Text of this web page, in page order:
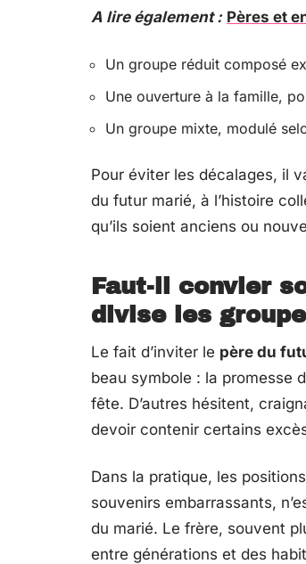
A lire également : Pères et
Un groupe réduit composé
Une ouverture à la famille,
Un groupe mixte, modulé
Pour éviter les décalages, il
du futur marié, à l’histoire
qu’ils soient anciens ou
Faut-il convier
divise les
Le fait d’inviter le père du
beau symbole : la promesse
fête. D’autres hésitent,
devoir contenir certains
Dans la pratique, les
souvenirs embarrassants,
du marié. Le frère, souvent
entre générations et des